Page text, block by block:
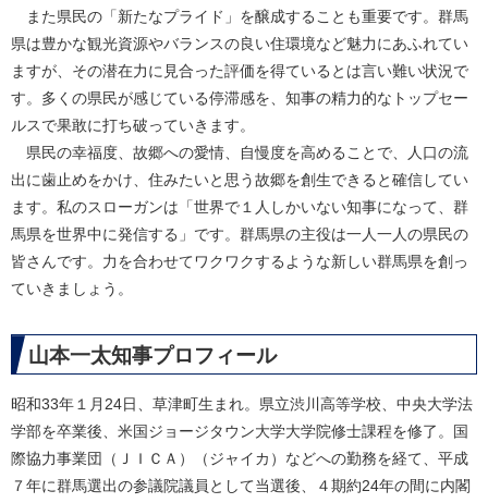
また県民の「新たなプライド」を醸成することも重要です。群馬
県は豊かな観光資源やバランスの良い住環境など魅力にあふれてい
ますが、その潜在力に見合った評価を得ているとは言い難い状況で
す。多くの県民が感じている停滞感を、知事の精力的なトップセー
ルスで果敢に打ち破っていきます。
県民の幸福度、故郷への愛情、自慢度を高めることで、人口の流
出に歯止めをかけ、住みたいと思う故郷を創生できると確信してい
ます。私のスローガンは「世界で１人しかいない知事になって、群
馬県を世界中に発信する」です。群馬県の主役は一人一人の県民の
皆さんです。力を合わせてワクワクするような新しい群馬県を創っ
ていきましょう。
山本一太知事プロフィール
昭和33年１月24日、草津町生まれ。県立渋川高等学校、中央大学法
学部を卒業後、米国ジョージタウン大学大学院修士課程を修了。国
際協力事業団（ＪＩＣＡ）（ジャイカ）などへの勤務を経て、平成
７年に群馬選出の参議院議員として当選後、４期約24年の間に内閣